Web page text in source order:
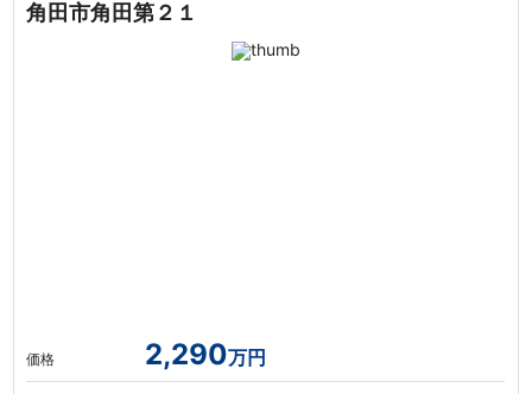
角田市角田第２１
価格 2,290万円